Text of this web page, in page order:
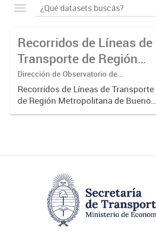
Recorridos de Líneas de
Transporte de Región
Metropolitana de
Buenos Aires (RMBA)
Dirección de Observatorio de
Transporte, Estudio y Sistemas
Recorridos de Líneas de Transporte
de Región Metropolitana de Buenos
Aires (RMBA).-